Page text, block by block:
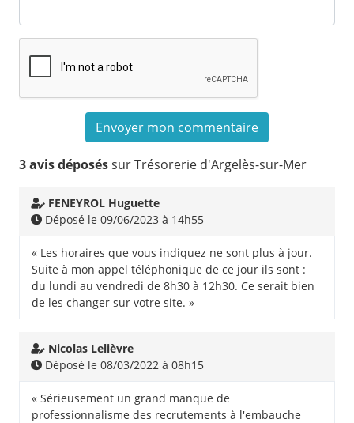
3 avis déposéssur Trésorerie d'Argelès-sur-Mer
FENEYROL Huguette
Déposé le 09/06/2023 à 14h55
« Les horaires que vous indiquez ne sont plus à jour.
Suite à mon appel téléphonique de ce jour ils sont :
du lundi au vendredi de 8h30 à 12h30. Ce serait bien
de les changer sur votre site. »
Nicolas Lelièvre
Déposé le 08/03/2022 à 08h15
« Sérieusement un grand manque de
professionnalisme des recrutements à l'embauche